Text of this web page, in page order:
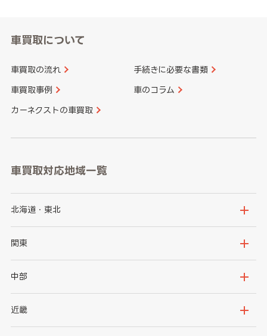
車買取について
車買取の流れ 手続きに必要な書類
車買取事例 車のコラム
カーネクストの車買取
車買取対応地域一覧
北海道・東北
北海道
岩手県
秋田県
関東
茨城県
群馬県
中部
新潟県
近畿